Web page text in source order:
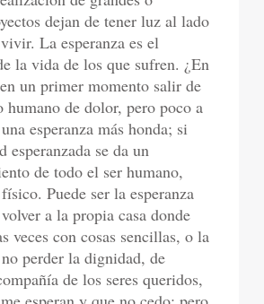
dejan de tener luz al lado
La esperanza es el
la vida de los que sufren. ¿En
un primer momento salir de
humano de dolor, pero poco a
esperanza más honda; si
esperanzada se da un
de todo el ser humano,
Puede ser la esperanza
a la propia casa donde
veces con cosas sencillas, o la
perder la dignidad, de
de los seres queridos,